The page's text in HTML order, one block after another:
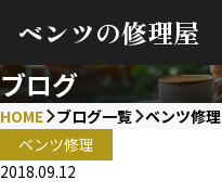
ベンツの修理屋
ブログ
HOME ブログ一覧 ベンツ修理
ベンツ修理
2018.09.12